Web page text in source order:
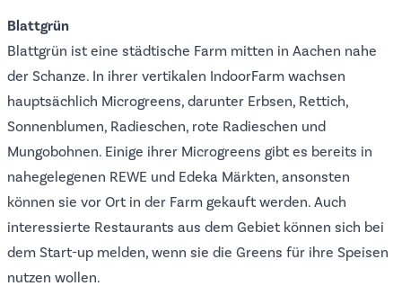
Blattgrün
Blattgrün ist eine städtische Farm mitten in Aachen nahe
der Schanze. In ihrer vertikalen IndoorFarm wachsen
hauptsächlich Microgreens, darunter Erbsen, Rettich,
Sonnenblumen, Radieschen, rote Radieschen und
Mungobohnen. Einige ihrer Microgreens gibt es bereits in
nahegelegenen REWE und Edeka Märkten, ansonsten
können sie vor Ort in der Farm gekauft werden. Auch
interessierte Restaurants aus dem Gebiet können sich bei
dem Start-up melden, wenn sie die Greens für ihre Speisen
nutzen wollen.